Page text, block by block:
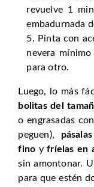
revuelve 1
embadurnada
Pinta con
nevera
para otro.
Luego, lo más
bolitas del
o engrasadas
peguen),
fino yfríelas en
sin amontonar.
para que estén